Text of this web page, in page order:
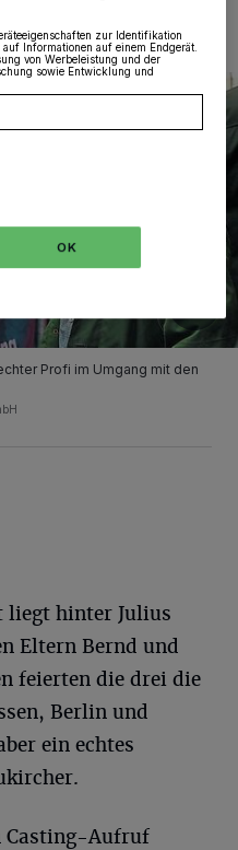
Profi im Umgang mit den
liegt hinter Julius
Eltern Bernd und
feierten die drei die
Berlin und
ein echtes
Casting-Aufruf
zur Identifikation
Informationen auf einem Endgerät.
von Werbeleistung und der
sowie Entwicklung und
OK